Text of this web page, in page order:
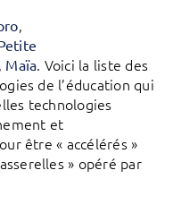
,
, Maïa. Voici la liste des
de l’éducation qui
technologies
et
être « accélérés »
» opéré par